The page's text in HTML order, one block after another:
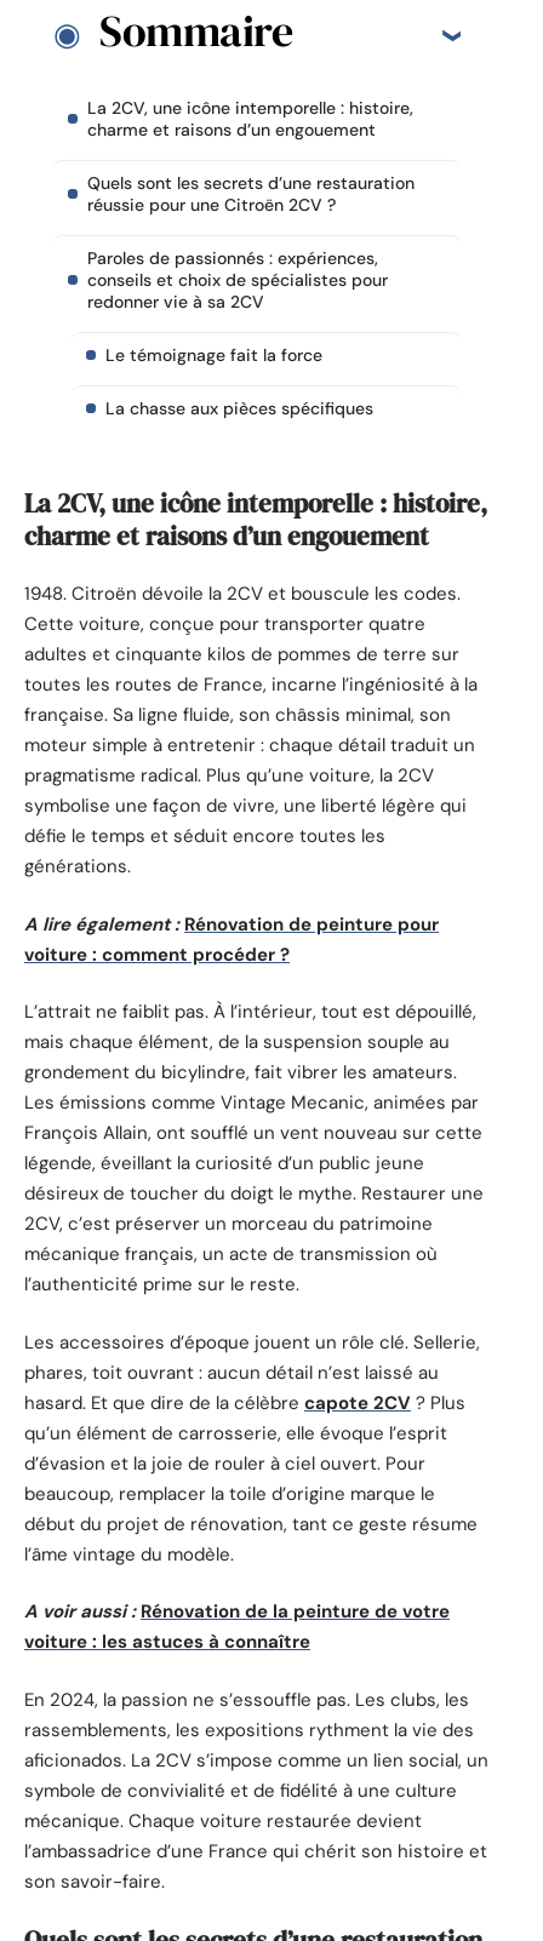
Sommaire
La 2CV, une icône intemporelle : histoire,
charme et raisons d’un engouement
Quels sont les secrets d’une restauration
réussie pour une Citroën 2CV ?
Paroles de passionnés : expériences,
conseils et choix de spécialistes pour
redonner vie à sa 2CV
Le témoignage fait la force
La chasse aux pièces spécifiques
La 2CV, une icône intemporelle : histoire,
charme et raisons d’un engouement
1948. Citroën dévoile la 2CV et bouscule les codes.
Cette voiture, conçue pour transporter quatre
adultes et cinquante kilos de pommes de terre sur
toutes les routes de France, incarne l’ingéniosité à la
française. Sa ligne fluide, son châssis minimal, son
moteur simple à entretenir : chaque détail traduit un
pragmatisme radical. Plus qu’une voiture, la 2CV
symbolise une façon de vivre, une liberté légère qui
défie le temps et séduit encore toutes les
générations.
A lire également : Rénovation de peinture pour
voiture : comment procéder ?
L’attrait ne faiblit pas. À l’intérieur, tout est dépouillé,
mais chaque élément, de la suspension souple au
grondement du bicylindre, fait vibrer les amateurs.
Les émissions comme Vintage Mecanic, animées par
François Allain, ont soufflé un vent nouveau sur cette
légende, éveillant la curiosité d’un public jeune
désireux de toucher du doigt le mythe. Restaurer une
2CV, c’est préserver un morceau du patrimoine
mécanique français, un acte de transmission où
l’authenticité prime sur le reste.
Les accessoires d’époque jouent un rôle clé. Sellerie,
phares, toit ouvrant : aucun détail n’est laissé au
hasard. Et que dire de la célèbre capote 2CV ? Plus
qu’un élément de carrosserie, elle évoque l’esprit
d’évasion et la joie de rouler à ciel ouvert. Pour
beaucoup, remplacer la toile d’origine marque le
début du projet de rénovation, tant ce geste résume
l’âme vintage du modèle.
A voir aussi : Rénovation de la peinture de votre
voiture : les astuces à connaître
En 2024, la passion ne s’essouffle pas. Les clubs, les
rassemblements, les expositions rythment la vie des
aficionados. La 2CV s’impose comme un lien social, un
symbole de convivialité et de fidélité à une culture
mécanique. Chaque voiture restaurée devient
l’ambassadrice d’une France qui chérit son histoire et
son savoir-faire.